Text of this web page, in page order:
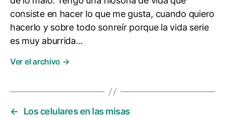
consiste en hacer lo que me gusta, cuando quiero
hacerlo y sobre todo sonreír porque la vida serie
es muy aburrida...
Ver el archivo →
←
Los celulares en las misas